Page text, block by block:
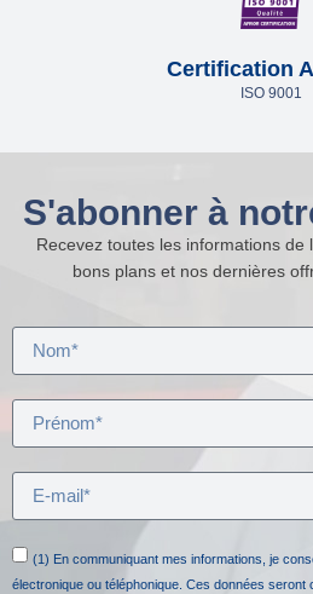
Certification
ISO 9001
S'abonner à
Recevez toutes les informations de
bons plans et nos dernières
(1) En communiquant mes informations, je
électronique ou téléphonique. Ces données